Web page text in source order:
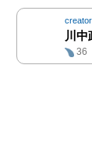
や、参加ア
身が展覧会
し、又次の
人 の元へ作
の企画自体
creator
川中
36